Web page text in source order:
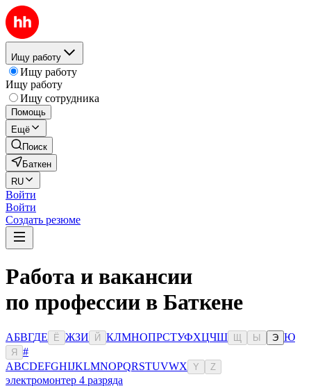
Ищу работу
Ищу работу
Ищу работу
Ищу сотрудника
Помощь
Ещё
Поиск
Баткен
RU
Войти
Войти
Создать резюме
Работа и вакансии
по профессии в Баткене
АБВГДЕ Ё ЖЗИ Й КЛМНОПРСТУФХЦЧШ Ы Э Ю
Я
#
ABCDEFGHIJKLMNOPQRSTUVWX Y Z
электромонтер 4 разряда